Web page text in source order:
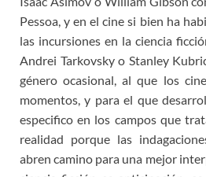
Pessoa, y en el cine si bien ha
las incursiones en la ciencia
Andrei Tarkovsky o Stanley
género ocasional, al que los
momentos, y para el que
especifico en los campos que
realidad porque las
abren camino para una mejor